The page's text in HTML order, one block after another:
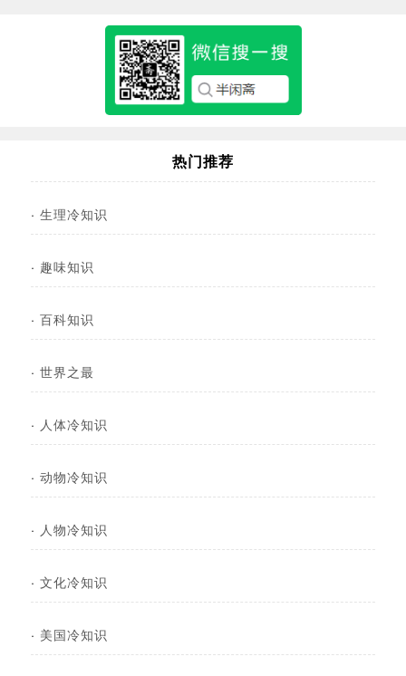
热门推荐
· 生理冷知识
· 趣味知识
· 百科知识
· 世界之最
· 人体冷知识
· 动物冷知识
· 人物冷知识
· 文化冷知识
· 美国冷知识